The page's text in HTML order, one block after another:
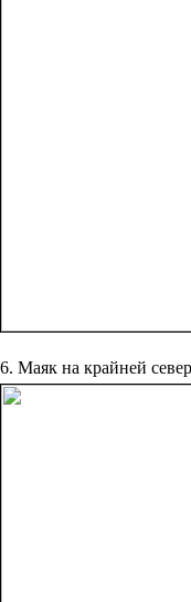
6. Маяк на крайней